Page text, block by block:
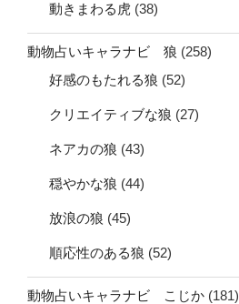
動きまわる虎 (38)
動物占いキャラナビ 狼 (258)
好感のもたれる狼 (52)
クリエイティブな狼 (27)
ネアカの狼 (43)
穏やかな狼 (44)
放浪の狼 (45)
順応性のある狼 (52)
動物占いキャラナビ こじか (181)